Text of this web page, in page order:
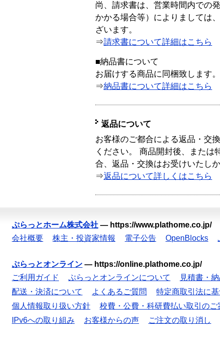
尚、請求書は、営業時間内での
かかる場合等）によりましては
ざいます。
⇒請求書について詳細はこちら
■納品書について
お届けする商品に同梱致します。
⇒納品書について詳細はこちら
返品について
お客様のご都合による返品・交
ください。 商品開封後、または
合、返品・交換はお受けいたし
⇒返品について詳しくはこちら
ぷらっとホーム株式会社 — https://www.plathome.co.jp/
会社概要
株主・投資家情報 電子公告 OpenBlocks
ぷらっとオンライン — https://online.plathome.co.jp/
ご利用ガイド
ぷらっとオンラインについて
見積書・
配送・決済について
よくあるご質問
特定商取引法に
個人情報取り扱い方針
校費・公費・科研費払い取引のご
IPv6への取り組み
お客様からの声 ご注文の取り消し